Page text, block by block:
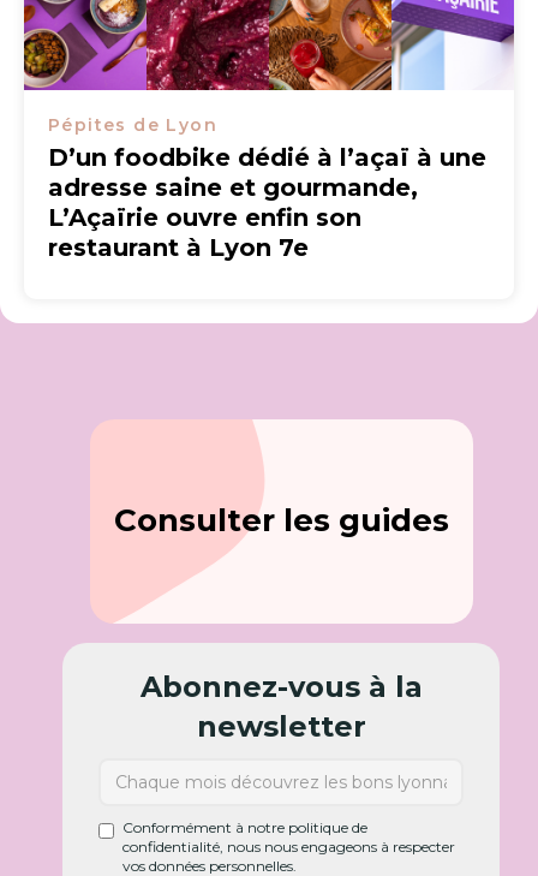
Pépites de Lyon
D’un foodbike dédié à l’açaï à une
adresse saine et gourmande,
L’Açaïrie ouvre enfin son
restaurant à Lyon 7e
Consulter les guides
Abonnez-vous à la
newsletter
Conformément à notre politique de
confidentialité, nous nous engageons à respecter
vos données personnelles.